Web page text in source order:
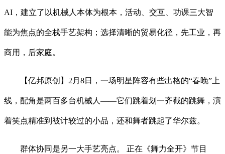
AI，建立了以机械人本体为根本，活动、交互、功课三大智
能为焦点的全栈手艺架构；选择清晰的贸易化径，先工业，再
商用，后家庭。
【亿邦原创】2月8日，一场明星阵容有些出格的“春晚”上
线，配角是两百多台机械人——它们跳着划一齐截的跳舞，演
着笑点精准到被计较过的小品，还和舞者跳起了华尔兹。
群体协同是另一大手艺亮点。 正在《舞力全开》节目